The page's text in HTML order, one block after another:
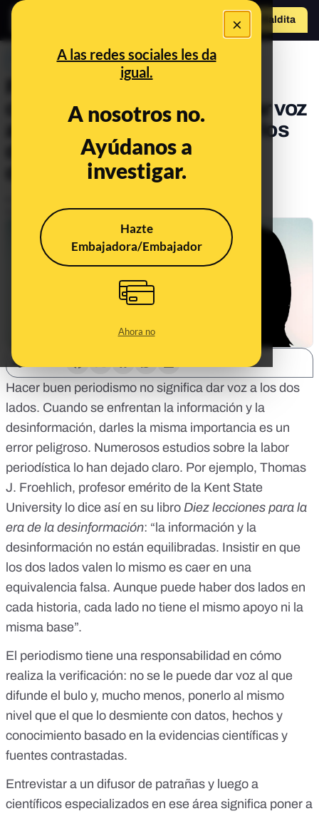
×
A las redes sociales les da
igual.
A nosotros no.
Ayúdanos a
investigar.
Hazte
Embajadora/Embajador
Ahora no
Hazte Maldito
PREBUNKING
Por qué los medios de
comunicación no deben dar voz
a los dos lados sino contar los
datos y las evidencias y
destapar las mentiras
Actualizado elMar 22, 2021, 7:51:00 AM
Hacer buen periodismo no significa dar voz a los dos
lados. Cuando se enfrentan la información y la
desinformación, darles la misma importancia es un
error peligroso. Numerosos estudios sobre la labor
periodística lo han dejado claro. Por ejemplo, Thomas
J. Froehlich, profesor emérito de la Kent State
University lo dice así en su libro Diez lecciones para la
era de la desinformación: “la información y la
desinformación no están equilibradas. Insistir en que
los dos lados valen lo mismo es caer en una
equivalencia falsa. Aunque puede haber dos lados en
cada historia, cada lado no tiene el mismo apoyo ni la
misma base”.
El periodismo tiene una responsabilidad en cómo
realiza la verificación: no se le puede dar voz al que
difunde el bulo y, mucho menos, ponerlo al mismo
nivel que el que lo desmiente con datos, hechos y
conocimiento basado en la evidencias científicas y
fuentes contrastadas.
Entrevistar a un difusor de patrañas y luego a
científicos especializados en ese área significa poner a